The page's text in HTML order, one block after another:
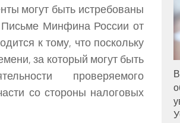
могут быть истребованы
Письме Минфина России от
к тому, что поскольку
за который могут быть
проверяемого
со стороны налоговых